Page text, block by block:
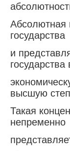
Абсолютная
государства
и
государства
высшую
Такая
непременно